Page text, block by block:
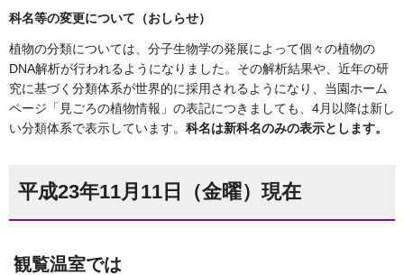
科名等の変更について（おしらせ）
植物の分類については、分子生物学の発展によって個々の植物の
DNA解析が行われるようになりました。その解析結果や、近年の研
究に基づく分類体系が世界的に採用されるようになり、当園ホーム
ページ「見ごろの植物情報」の表記につきましても、4月以降は新し
い分類体系で表示しています。 科名は新科名のみの表示とします。
平成23年11月11日（金曜）現在
観覧温室では